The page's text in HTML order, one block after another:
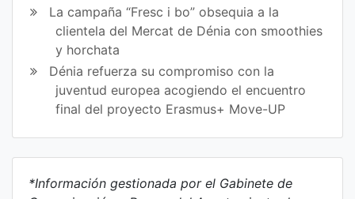
La campaña “Fresc i bo” obsequia a la
clientela del Mercat de Dénia con smoothies
y horchata
Dénia refuerza su compromiso con la
juventud europea acogiendo el encuentro
final del proyecto Erasmus+ Move-UP
*Información gestionada por el Gabinete de